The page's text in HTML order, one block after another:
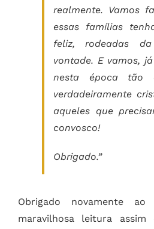
realmente. Vamos
essas famílias
feliz, rodeadas
vontade. E vamos,
nesta época tão
verdadeiramente
aqueles que
convosco!
Obrigado.”
Obrigado novamente
maravilhosa leitura